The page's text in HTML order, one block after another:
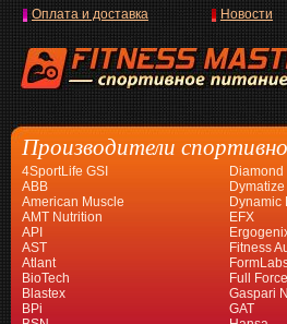
Оплата и доставка Новости
Производители
4SportLife GSI
ABB
American Muscle
AMT Nutrition
API
AST
Atlant
BioTech
Blastex
BPi
Diamond
Dynamic
EFX
Fitness
Full Force
Gaspari
GAT